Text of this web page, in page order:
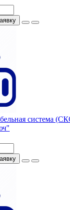
система